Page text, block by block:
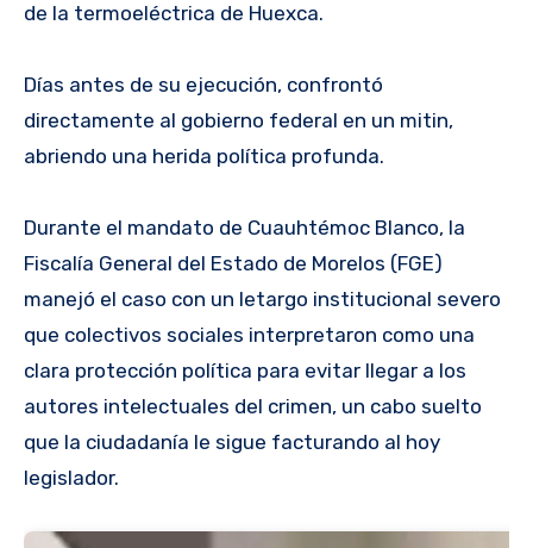
de la termoeléctrica de Huexca.
Días antes de su ejecución, confrontó
directamente al gobierno federal en un mitin,
abriendo una herida política profunda.
Durante el mandato de Cuauhtémoc Blanco, la
Fiscalía General del Estado de Morelos (FGE)
manejó el caso con un letargo institucional severo
que colectivos sociales interpretaron como una
clara protección política para evitar llegar a los
autores intelectuales del crimen, un cabo suelto
que la ciudadanía le sigue facturando al hoy
legislador.